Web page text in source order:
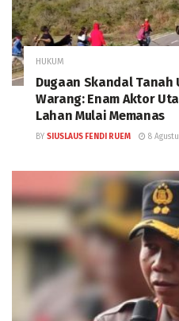
HUKUM
Dugaan Skandal Tanah
Warang: Enam Aktor
Lahan Mulai Memanas
BY SIUSLAUS FENDI RUEM 8